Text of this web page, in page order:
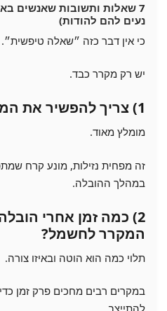
7 שאלות ותשובות שאנשים
נעים להם להודות)
כי אין דבר כזה ״שאלה טיפשית״.
יש רק מקרר כבד.
1) צריך להפשיר את המקרר לפני פינוי?
מומלץ מאוד.
זה מפחית נזילות, מונע קרח
במהלך ההובלה.
2) כמה זמן אחרי
המקרר לחשמל?
תלוי כמה הוא הוטה ובאיזו צורה.
במקרים רבים מחכים פרק זמן